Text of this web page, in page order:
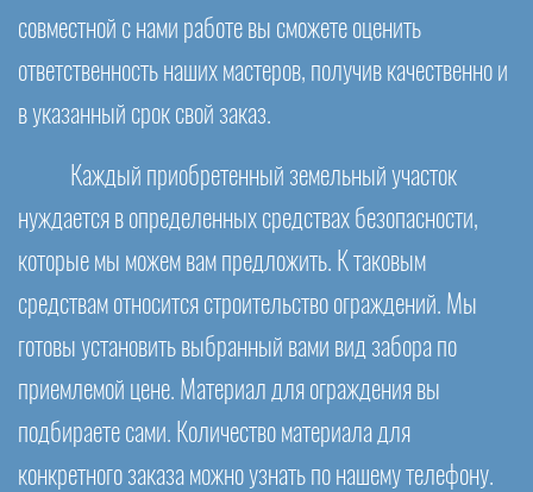
совместной с нами работе вы сможете оценить
ответственность наших мастеров, получив качественно и
в указанный срок свой заказ.
Каждый приобретенный земельный участок
нуждается в определенных средствах безопасности,
которые мы можем вам предложить. К таковым
средствам относится строительство ограждений. Мы
готовы установить выбранный вами вид забора по
приемлемой цене. Материал для ограждения вы
подбираете сами. Количество материала для
конкретного заказа можно узнать по нашему телефону.